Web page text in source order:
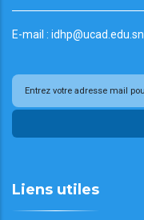
E-mail : idhp@ucad.edu.sn
Liens utiles